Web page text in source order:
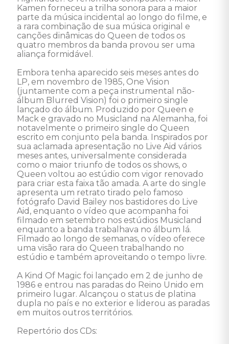
Kamen forneceu a trilha sonora para a maior
parte da música incidental ao longo do filme, e
a rara combinação de sua música original e
canções dinâmicas do Queen de todos os
quatro membros da banda provou ser uma
aliança formidável.
Embora tenha aparecido seis meses antes do
LP, em novembro de 1985, One Vision
(juntamente com a peça instrumental não-
álbum Blurred Vision) foi o primeiro single
lançado do álbum. Produzido por Queen e
Mack e gravado no Musicland na Alemanha, foi
notavelmente o primeiro single do Queen
escrito em conjunto pela banda. Inspirados por
sua aclamada apresentação no Live Aid vários
meses antes, universalmente considerada
como o maior triunfo de todos os shows, o
Queen voltou ao estúdio com vigor renovado
para criar esta faixa tão amada. A arte do single
apresenta um retrato tirado pelo famoso
fotógrafo David Bailey nos bastidores do Live
Aid, enquanto o vídeo que acompanha foi
filmado em setembro nos estúdios Musicland
enquanto a banda trabalhava no álbum lá.
Filmado ao longo de semanas, o vídeo oferece
uma visão rara do Queen trabalhando no
estúdio e também aproveitando o tempo livre.
A Kind Of Magic foi lançado em 2 de junho de
1986 e entrou nas paradas do Reino Unido em
primeiro lugar. Alcançou o status de platina
dupla no país e no exterior e liderou as paradas
em muitos outros territórios.
Repertório dos CDs: